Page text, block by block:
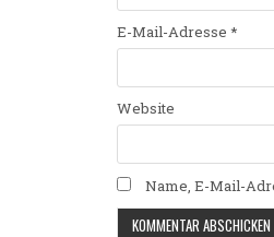
E-Mail-Adresse *
Website
Name, E-Mail-